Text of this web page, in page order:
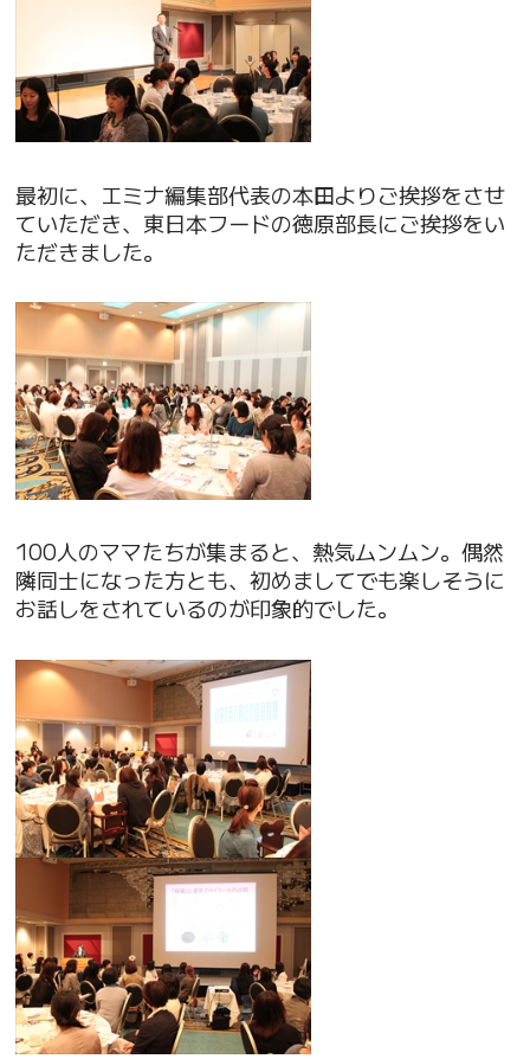
最初に、エミナ編集部代表の本田よりご挨拶をさせ
ていただき、東日本フードの徳原部長にご挨拶をい
ただきました。
100人のママたちが集まると、熱気ムンムン。偶然
隣同士になった方とも、初めましてでも楽しそうに
お話しをされているのが印象的でした。